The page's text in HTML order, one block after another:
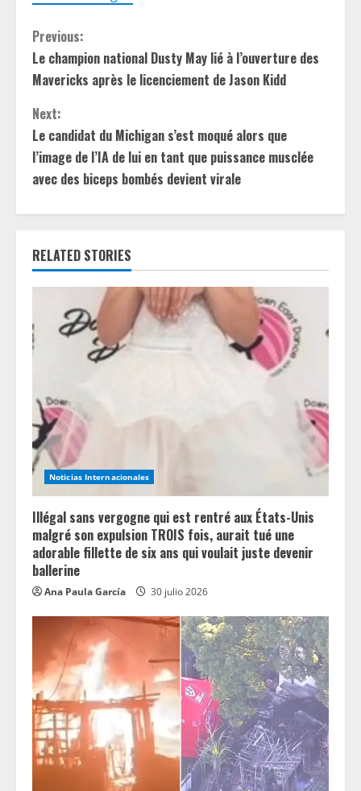
C
o
n
t
i
n
u
e
e
d
i
n
g
Previous:
Le champion national Dusty May lié à l’ouverture des
Mavericks après le licenciement de Jason Kidd
Next:
Le candidat du Michigan s’est moqué alors que
l’image de l’IA de lui en tant que puissance musclée
avec des biceps bombés devient virale
RELATED STORIES
Noticias Internacionales
Illégal sans vergogne qui est rentré aux États-Unis
malgré son expulsion TROIS fois, aurait tué une
adorable fillette de six ans qui voulait juste devenir
ballerine
Ana Paula García 30 julio 2026